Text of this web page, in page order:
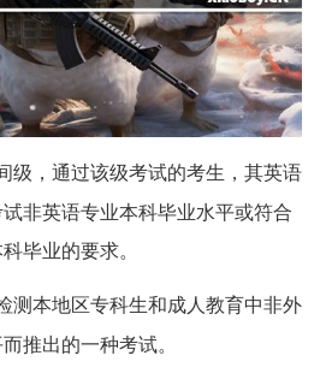
级，通过该级考试的考生，其英语
非英语专业本科毕业水平或符合
毕业的要求。
测本地区专科生和成人教育中非外
推出的一种考试。